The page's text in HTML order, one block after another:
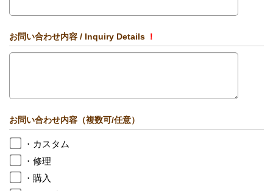
お問い合わせ内容 / Inquiry Details !
お問い合わせ内容（複数可/任意）
・カスタム
・修理
・購入